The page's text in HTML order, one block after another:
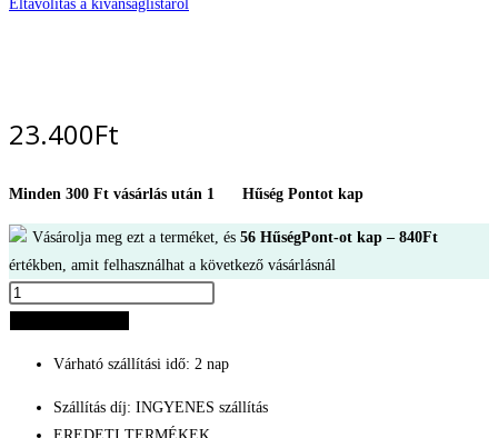
Eltávolítás a kívánságlistáról
23.400Ft
Minden 300 Ft vásárlás után 1 Hűség Pontot kap
Vásárolja meg ezt a terméket, és 56 HűségPont-ot kap – 840Ft
értékben, amit felhasználhat a következő vásárlásnál
Paco
Várható szállítási idő: 2 nap
Szállítás díj: INGYENES szállítás